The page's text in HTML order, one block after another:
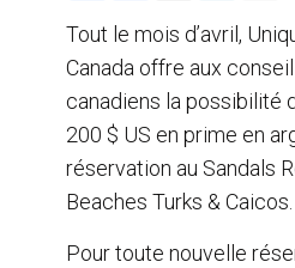
e
e
b
o
k
k
e
d
n
i
l
Tout le mois d’avril,
Canada offre aux
canadiens la possibilité
200 $ US en prime en
réservation au Sandals
Beaches Turks & Caicos.
Pour toute nouvelle